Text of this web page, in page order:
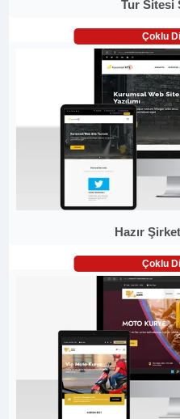
Tur Sitesi
Çoklu
Hazır
Çoklu